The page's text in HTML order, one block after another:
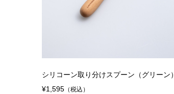
シリコーン取り分けスプーン（グリーン）
¥1,595 （税込）